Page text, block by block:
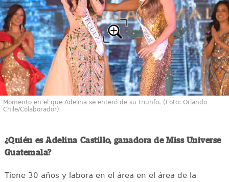
Momento en el que Adelina se enteró de su triunfo. (Foto: Orlando
Chile/Colaborador)
¿Quién es Adelina Castillo, ganadora de Miss Universe
Guatemala?
Tiene 30 años y labora en el área en el área de la